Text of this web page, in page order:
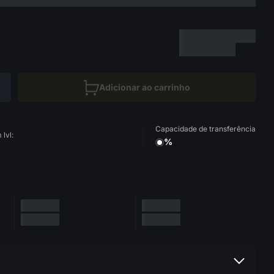
Adicionar ao carrinho
lvl:
Capacidade de transferência
%